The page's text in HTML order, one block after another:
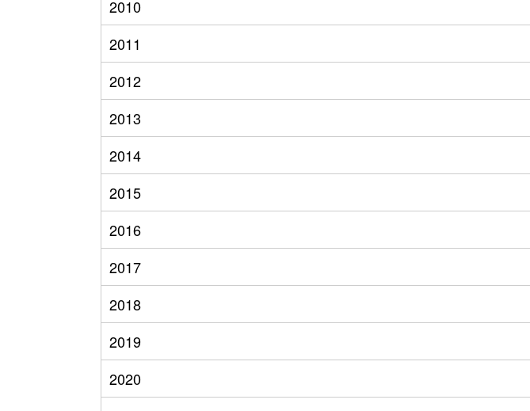
2010
2011
2012
2013
2014
2015
2016
2017
2018
2019
2020